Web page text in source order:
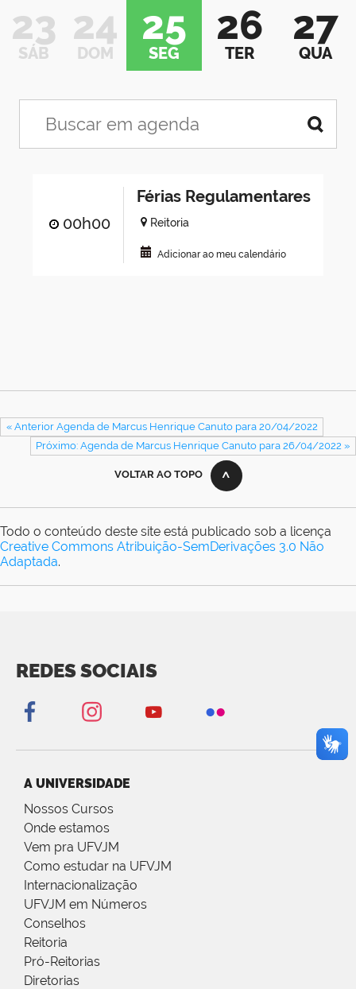
23
SÁB
24
DOM
25
SEG
26
TER
27
QUA
00h00
Férias Regulamentares
Reitoria
Adicionar ao meu calendário
« Anterior Agenda de Marcus Henrique Canuto para 20/04/2022
Próximo: Agenda de Marcus Henrique Canuto para 26/04/2022 »
VOLTAR AO TOPO
Todo o conteúdo deste site está publicado sob a licença
Creative Commons Atribuição-SemDerivações 3.0 Não
Adaptada.
REDES SOCIAIS
A UNIVERSIDADE
Nossos Cursos
Onde estamos
Vem pra UFVJM
Como estudar na UFVJM
Internacionalização
UFVJM em Números
Conselhos
Reitoria
Pró-Reitorias
Diretorias